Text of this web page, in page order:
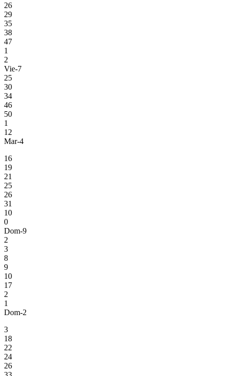
26
29
35
38
47
1
2
Vie-7
25
30
34
46
50
1
12
Mar-4
16
19
21
25
26
31
10
0
Dom-9
2
3
8
9
10
17
2
1
Dom-2
3
18
22
24
26